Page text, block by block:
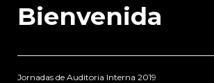
seconds
Bienvenida
Jornadas de Auditoria Interna 2019